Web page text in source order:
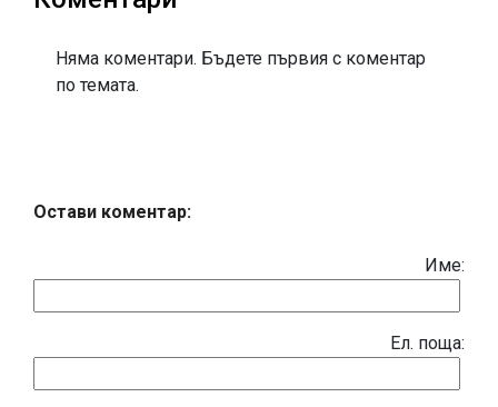
Няма коментари. Бъдете първия с коментар
по темата.
Остави коментар:
Име:
Eл. поща: